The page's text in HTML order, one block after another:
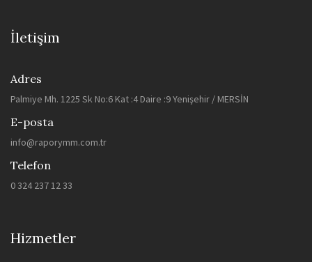
İletişim
Adres
Palmiye Mh. 1225 Sk No:6 Kat :4 Daire :9 Yenişehir / MERSİN
E-posta
info@raporymm.com.tr
Telefon
0 324 237 12 33
Hizmetler